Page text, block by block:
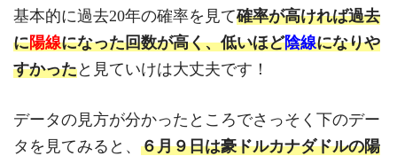
基本的に過去20年の確率を見て確率が高ければ過去
に陽線になった回数が高く、低いほど陰線になりや
すかったと見ていけは大丈夫です！
データの見方が分かったところでさっそく下のデー
タを見てみると、 ６月９日は豪ドルカナダドルの陽